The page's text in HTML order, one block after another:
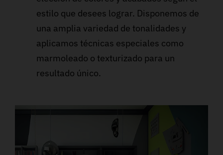
estilo que desees lograr. Disponemos de
una amplia variedad de tonalidades y
aplicamos técnicas especiales como
marmoleado o texturizado para un
resultado único.